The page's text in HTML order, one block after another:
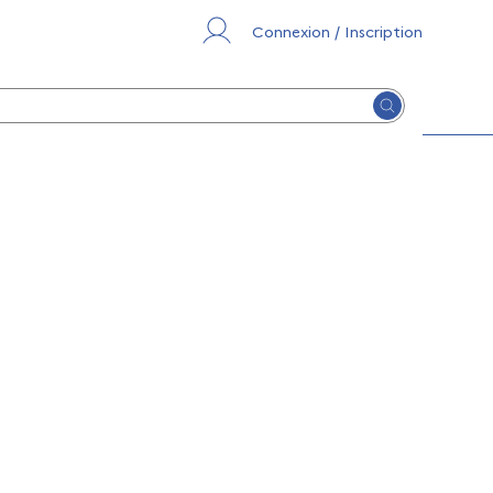
Connexion / Inscription
Lancer la